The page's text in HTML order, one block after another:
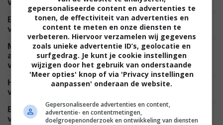
vergeten oorlogsfilm die je niet mag missen
Elke Spider-Man met Tom Holland is groter dan de
vorige: hoe uitzonderlijk is dat eigenlijk?FEATURED
Matthew McConaughey is een van de beste
acteurs van onze tijd, maar wat is zijn beste film
van de laatste 5 jaar? FEATURED
Hij heeft al 8 kinderen, maar acteur Alec Baldwin
vraagt zijn vrouw om een negende
Beestachtige horrorhit uit 2019 krijgt officieel een
vervolg en vindt zijn twee hoofdrolspelers NIEUWS
gepersonaliseerde content en advertenties te
tonen, de effectiviteit van advertenties en
content te meten en onze diensten te
verbeteren. Hiervoor verzamelen wij gegevens
zoals unieke advertentie ID’s, geolocatie en
surfgedrag. Je kunt je cookie instellingen
wijzigen door het gebruik van onderstaande
'Meer opties' knop of via 'Privacy instellingen
aanpassen' onderaan de website.
Gepersonaliseerde advertenties en content,
advertentie- en contentmetingen,
doelgroepenonderzoek en ontwikkeling van diensten